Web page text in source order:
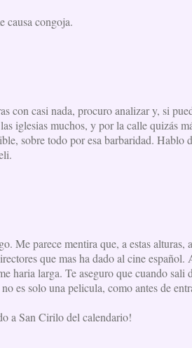
causa congoja.
con casi nada, procuro analizar y, si
iglesias muchos, y por la calle quizás
sobre todo por esa barbaridad. Hablo
Me parece mentira que, a estas alturas,
que mas ha dado al cine
haria larga. Te aseguro que cuando sali
es solo una pelicula, como antes de
a San Cirilo del calendario!